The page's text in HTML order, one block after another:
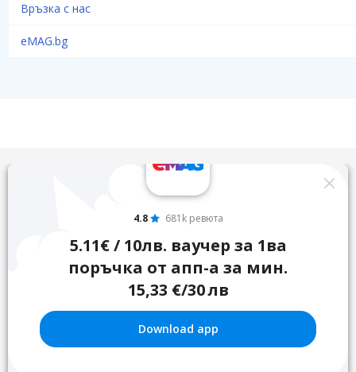
Връзка с нас
eMAG.bg
4.8 681k ревюта
5.11€ / 10лв. ваучер за 1ва
поръчка от апп-а за мин.
15,33 €/30 лв
Download app